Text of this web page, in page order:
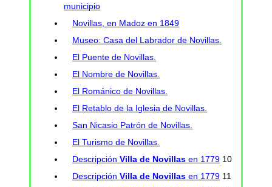
municipio
Novillas, en Madoz en 1849
Museo: Casa del Labrador de Novillas.
El Puente de Novillas.
El Nombre de Novillas.
El Románico de Novillas.
El Retablo de la Iglesia de Novillas.
San Nicasio Patrón de Novillas.
El Turismo de Novillas.
DescripciónVilla de Novillas en 1779 10
DescripciónVilla de Novillas en 1779 11